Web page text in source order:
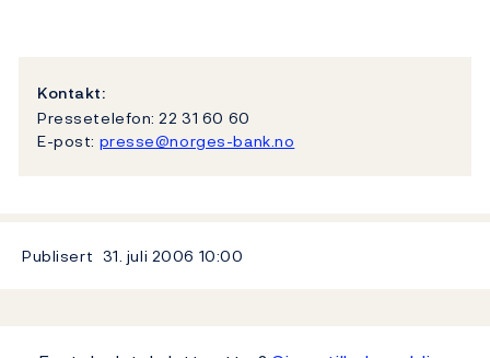
Kontakt:
Pressetelefon: 22 31 60 60
E-post: presse@norges-bank.no
Publisert 31. juli 2006 10:00